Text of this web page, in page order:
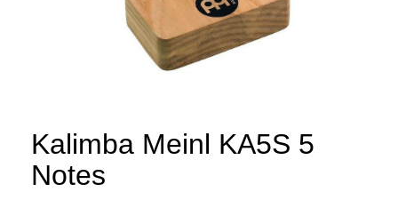
Kalimba Meinl KA5S 5
Notes